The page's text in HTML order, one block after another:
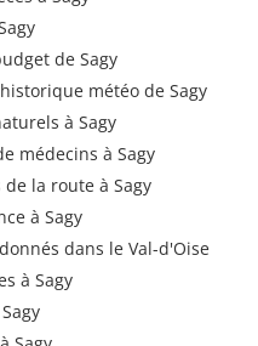
de Sagy
météo de Sagy
à Sagy
médecins à Sagy
la route à Sagy
à Sagy
dans le Val-d'Oise
à Sagy